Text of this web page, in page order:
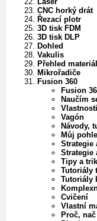
CNC horký drát
Řezací plotr
3D tisk FDM
3D tisk DLP
Dohled
Vakulis
Přehled
Mikrořadiče
Fusion 360
Fusion
Naučím
Vlastnosti
Vagón
Návody,
Můj
Strategie
Strategie
Tipy a
Tutoriály
Tutoriály
Cvičení
Vlastní
Proč, nač